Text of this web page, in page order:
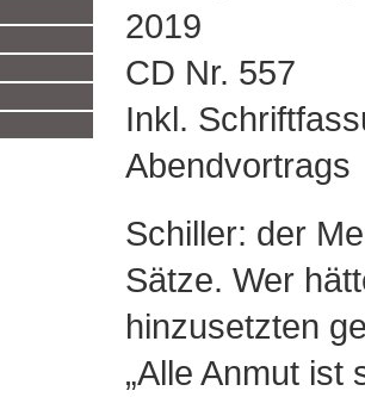
2019
CD Nr. 557
Inkl.
Abendvortrags
Schiller: der
Sätze. Wer
hinzusetzten
„Alle Anmut ist